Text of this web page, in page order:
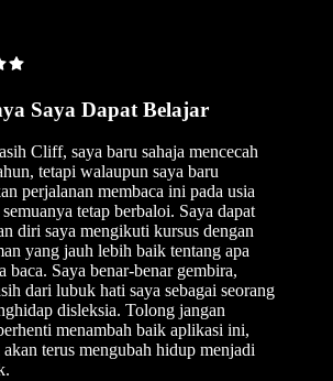
Saya Dapat Belajar
Cliff, saya baru sahaja mencecah
tetapi walaupun saya baru
perjalanan membaca ini pada usia
tetap berbaloi. Saya dapat
diri saya mengikuti kursus dengan
yang jauh lebih baik tentang apa
baca. Saya benar-benar gembira,
dari lubuk hati saya sebagai seorang
disleksia. Tolong jangan
menambah baik aplikasi ini,
akan terus mengubah hidup menjadi